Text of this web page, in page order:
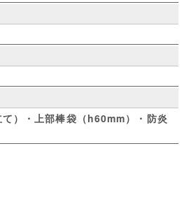
）・上部棒袋（h60mm）・防炎